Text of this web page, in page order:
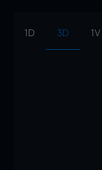
1D 3D 1V